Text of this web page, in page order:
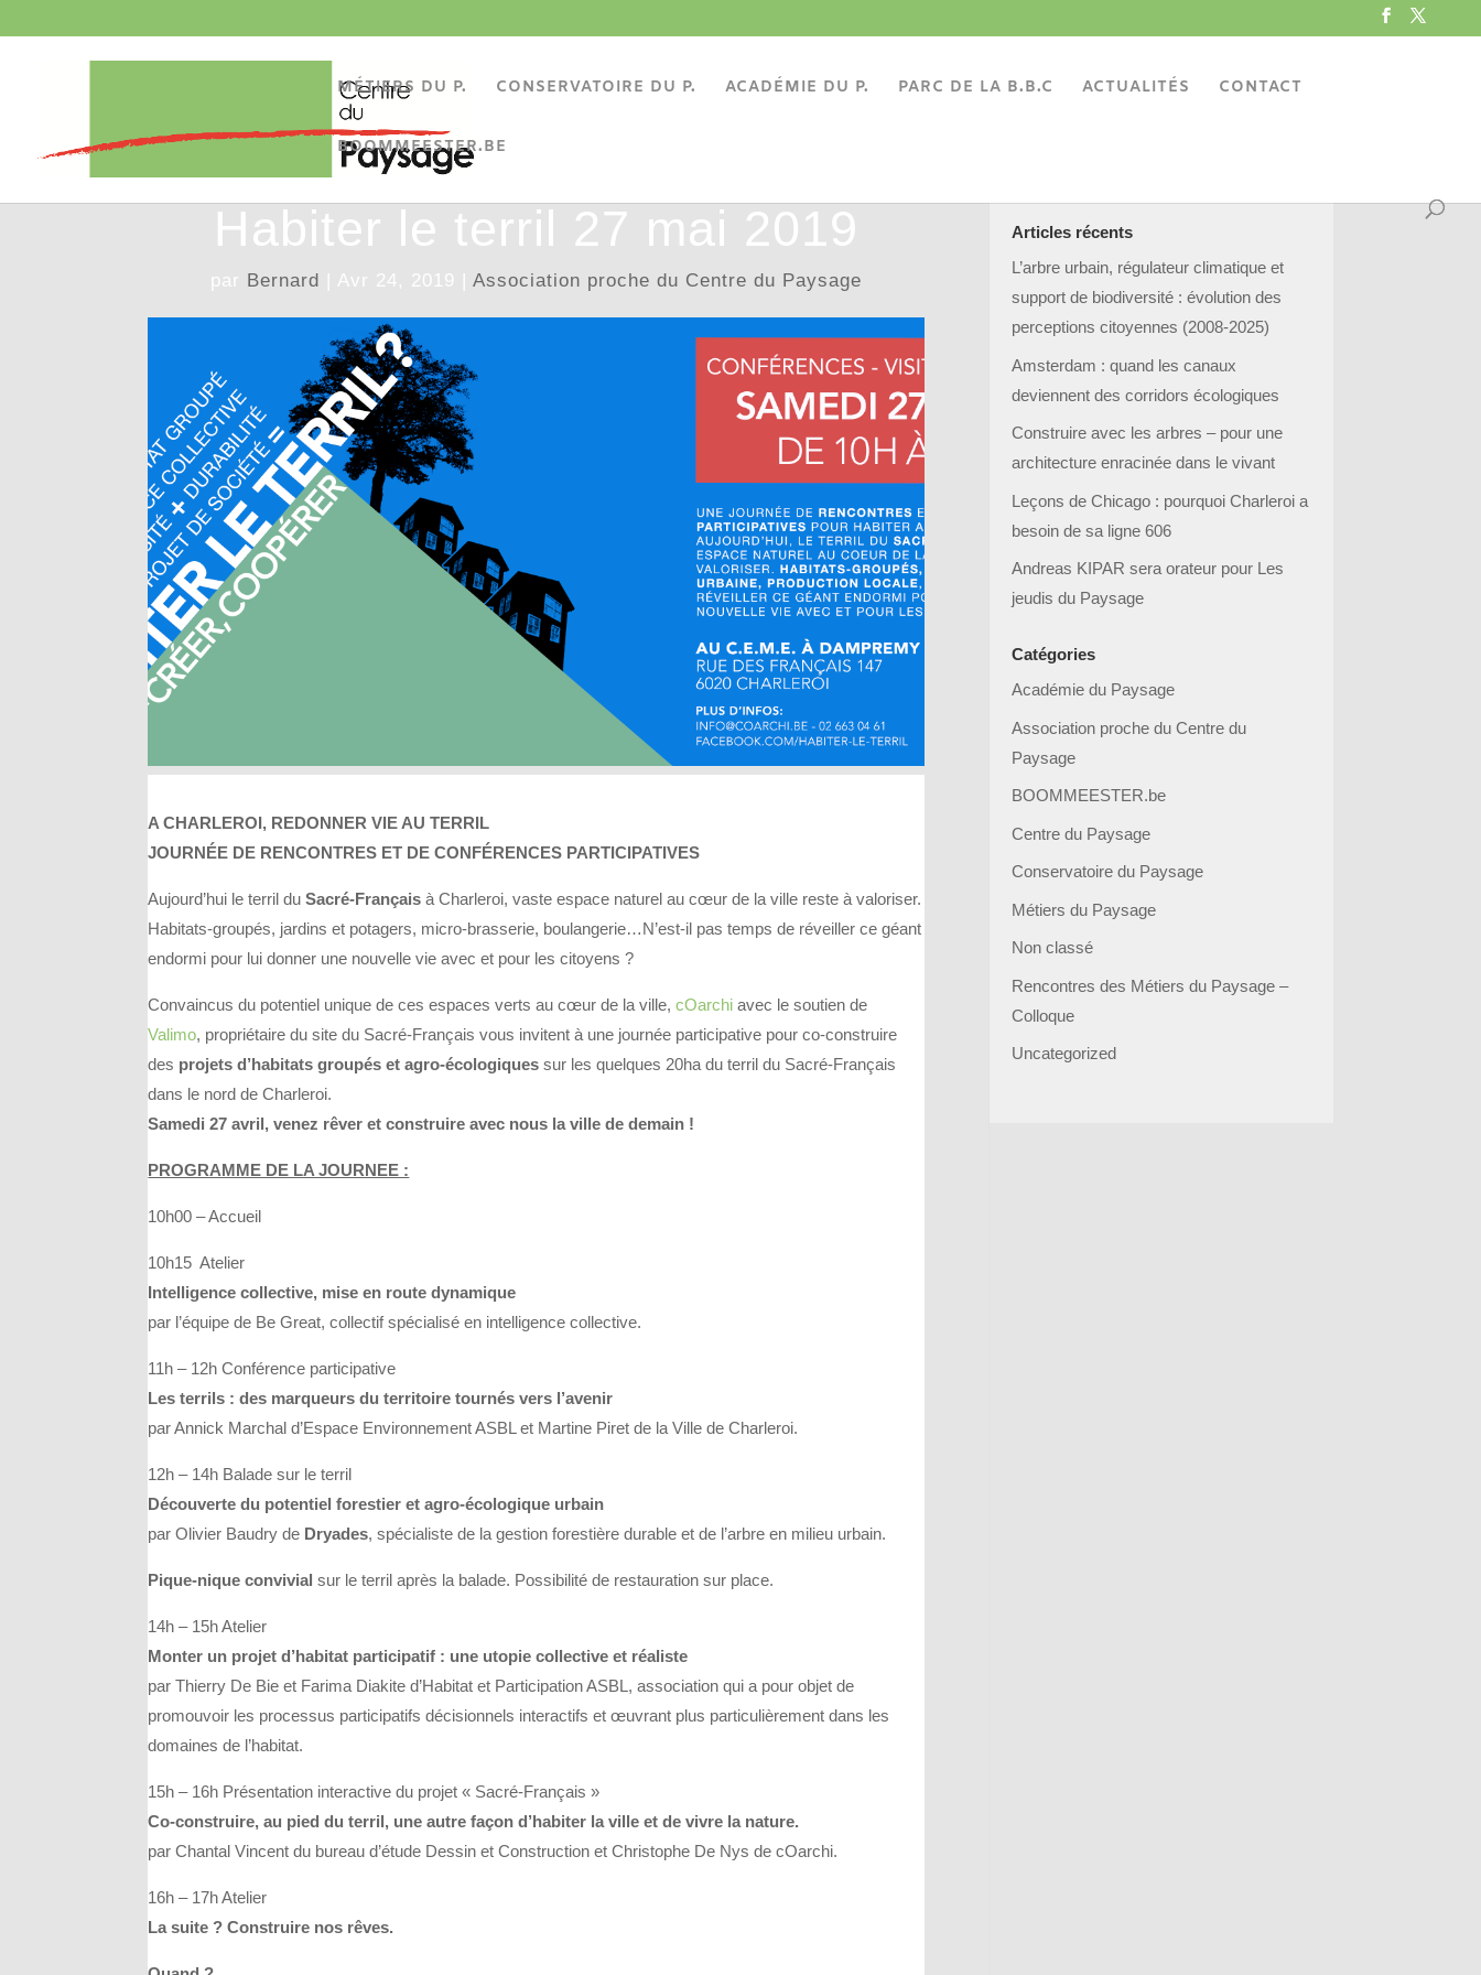
MÉTIERS DU P. CONSERVATOIRE DU P. ACADÉMIE DU P. PARC DE LA B.B.C ACTUALITÉS CONTACT
BOOMMEESTER.BE
Habiter le terril 27 mai 2019
par Bernard | Avr 24, 2019 |Association proche du Centre du Paysage
A CHARLEROI, REDONNER VIE AU TERRIL
JOURNÉE DE RENCONTRES ET DE CONFÉRENCES PARTICIPATIVES
Aujourd’hui le terril duSacré-Françaisà Charleroi, vaste espace naturel au cœur de la ville reste à valoriser.
Habitats-groupés, jardins et potagers, micro-brasserie, boulangerie…N’est-il pas temps de réveiller ce géant
endormi pour lui donner une nouvelle vie avec et pour les citoyens ?
Convaincus du potentiel unique de ces espaces verts au cœur de la ville,cOarchi avec le soutien de
Valimo, propriétaire du site du Sacré-Français vous invitent à une journée participative pour co-construire
des projets d’habitats groupés et agro-écologiques sur les quelques 20ha du terril du Sacré-Français
dans le nord de Charleroi.
Samedi 27 avril, venez rêver et construire avec nous la ville de demain !
PROGRAMME DE LA JOURNEE :
10h00 – Accueil
10h15 Atelier
Intelligence collective, mise en route dynamique
par l’équipe de Be Great, collectif spécialisé en intelligence collective.
11h – 12h Conférence participative
Les terrils : des marqueurs du territoire tournés vers l’avenir
par Annick Marchal d’Espace Environnement ASBL et Martine Piret de la Ville de Charleroi.
12h – 14h Balade sur le terril
Découverte du potentiel forestier et agro-écologique urbain
par Olivier Baudry de Dryades, spécialiste de la gestion forestière durable et de l’arbre en milieu urbain.
Pique-nique convivial sur le terril après la balade. Possibilité de restauration sur place.
14h – 15h Atelier
Monter un projet d’habitat participatif : une utopie collective et réaliste
par Thierry De Bie et Farima Diakite d’Habitat et Participation ASBL, association qui a pour objet de
promouvoir les processus participatifs décisionnels interactifs et œuvrant plus particulièrement dans les
domaines de l’habitat.
15h – 16h Présentation interactive du projet « Sacré-Français »
Co-construire, au pied du terril, une autre façon d’habiter la ville et de vivre la nature.
par Chantal Vincent du bureau d’étude Dessin et Construction et Christophe De Nys de cOarchi.
16h – 17h Atelier
La suite ? Construire nos rêves.
Articles récents
L’arbre urbain, régulateur climatique et
support de biodiversité : évolution des
perceptions citoyennes (2008-2025)
Amsterdam : quand les canaux
deviennent des corridors écologiques
Construire avec les arbres – pour une
architecture enracinée dans le vivant
Leçons de Chicago : pourquoi Charleroi a
besoin de sa ligne 606
Andreas KIPAR sera orateur pour Les
jeudis du Paysage
Catégories
Académie du Paysage
Association proche du Centre du
Paysage
BOOMMEESTER.be
Centre du Paysage
Conservatoire du Paysage
Métiers du Paysage
Non classé
Rencontres des Métiers du Paysage –
Colloque
Uncategorized